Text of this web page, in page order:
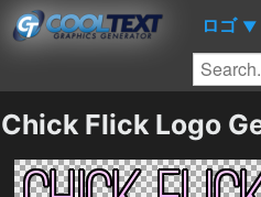
ロゴ ▼
Chick Flick Logo